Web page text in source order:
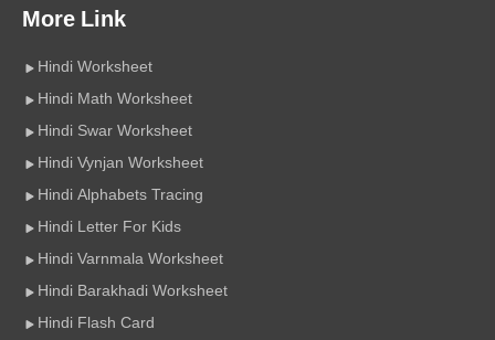
More Link
Hindi Worksheet
Hindi Math Worksheet
Hindi Swar Worksheet
Hindi Vynjan Worksheet
Hindi Alphabets Tracing
Hindi Letter For Kids
Hindi Varnmala Worksheet
Hindi Barakhadi Worksheet
Hindi Flash Card